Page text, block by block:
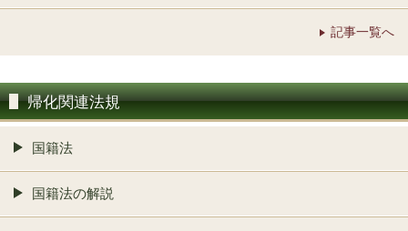
記事一覧へ
帰化関連法規
国籍法
国籍法の解説